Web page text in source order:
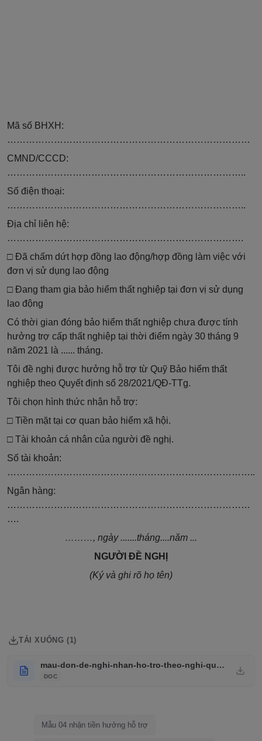
Mã số BHXH:
……………………………………………………………………
CMND/CCCD:
…………………………………………………………………..
Số điện thoại:
…………… ………………………………… …………………..
Địa chỉ liên hệ:
………………………………………………………………….
□ Đã chấm dứt hợp đồng lao động/hợp đồng làm việc với
đơn vị sử dụng lao động
□ Đang tham gia bảo hiểm thất nghiệp tại đơn vị sử dụng
lao động
Có thời gian đóng bảo hiểm thất nghiệp chưa được tính
hưởng trợ cấp thất nghiệp tại thời điểm ngày 30 tháng 9
năm 2021 là ...... tháng.
Tôi đề nghị được hưởng hỗ trợ từ Quỹ Bảo hiểm thất
nghiệp theo Quyết định số 28/2021/QĐ-TTg.
Tôi chọn hình thức nhận hỗ trợ:
□ Tiền mặt tại cơ quan bảo hiểm xã hội.
□ Tài khoản cá nhân của người đề nghị.
Số tài khoản:
……………………………………………………………………..
Ngân hàng:
……………………………………………………………………
….
………, ngày .......tháng....năm ...
NGƯỜI ĐỀ NGHỊ
(Ký và ghi rõ họ tên)
TẢI XUỐNG (1)
mau-don-de-nghi-nhan-ho-tro-theo-nghi-quyet-
DOC
Mẫu 04 nhận tiền hưởng hỗ trợ